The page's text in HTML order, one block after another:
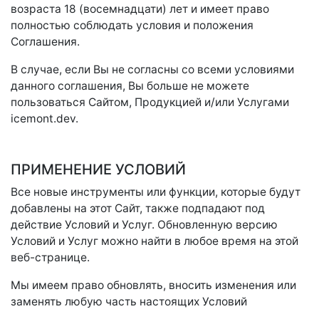
возраста 18 (восемнадцати) лет и имеет право
полностью соблюдать условия и положения
Соглашения.
В случае, если Вы не согласны со всеми условиями
данного соглашения, Вы больше не можете
пользоваться Сайтом, Продукцией и/или Услугами
icemont.dev.
ПРИМЕНЕНИЕ УСЛОВИЙ
Все новые инструменты или функции, которые будут
добавлены на этот Сайт, также подпадают под
действие Условий и Услуг. Обновленную версию
Условий и Услуг можно найти в любое время на этой
веб-странице.
Мы имеем право обновлять, вносить изменения или
заменять любую часть настоящих Условий